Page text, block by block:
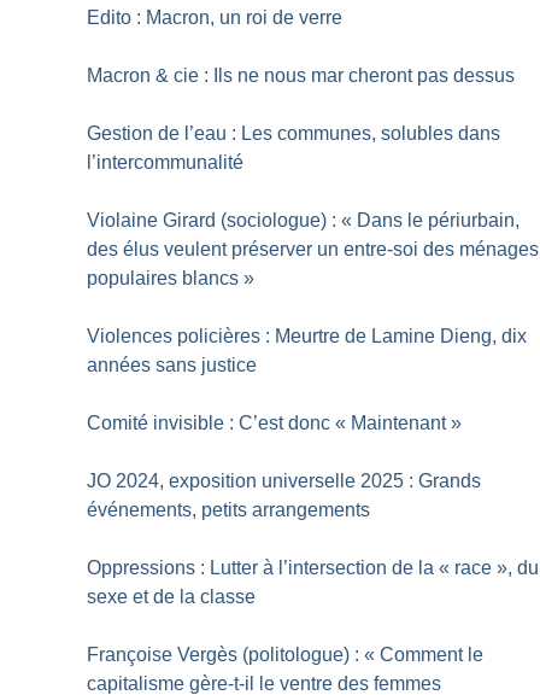
Edito : Macron, un roi de verre
Macron & cie : Ils ne nous mar cheront pas dessus
Gestion de l’eau : Les communes, solubles dans
l’intercommunalité
Violaine Girard (sociologue) : « Dans le périurbain,
des élus veulent préserver un entre-soi des ménages
populaires blancs »
Violences policières : Meurtre de Lamine Dieng, dix
années sans justice
Comité invisible : C’est donc « Maintenant »
JO 2024, exposition universelle 2025 : Grands
événements, petits arrangements
Oppressions : Lutter à l’intersection de la « race », du
sexe et de la classe
Françoise Vergès (politologue) : « Comment le
capitalisme gère-t-il le ventre des femmes